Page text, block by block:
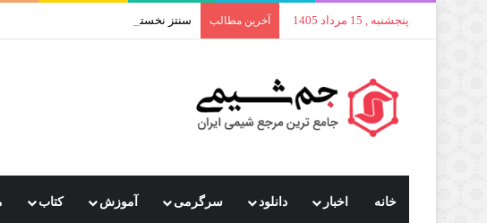
پنجشنبه , 15 مرداد 1405 آخرین مطالب سنتز نخستین نانوکلاستر طلای کاملاً
خانه اخبار دانلود سرگرمی آموزش کتاب